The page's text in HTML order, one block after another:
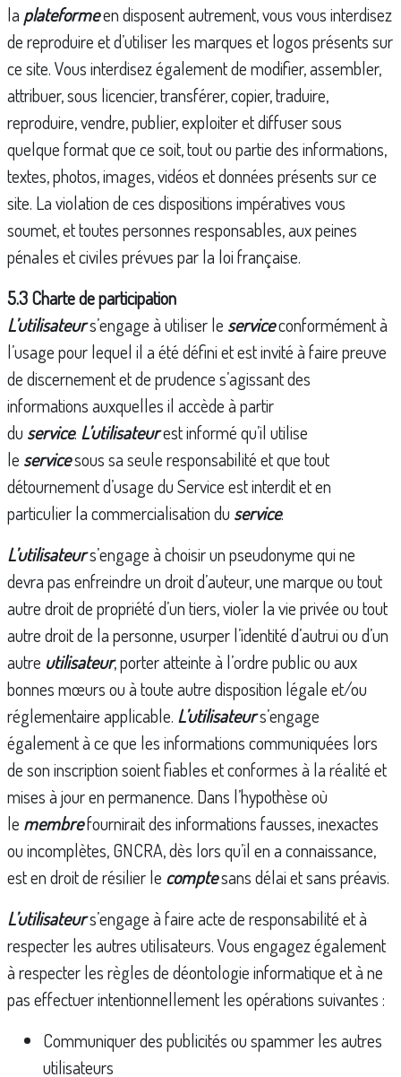
la plateformeen disposent autrement, vous vous interdisez
de reproduire et d’utiliser les marques et logos présents sur
ce site. Vous interdisez également de modifier, assembler,
attribuer, sous licencier, transférer, copier, traduire,
reproduire, vendre, publier, exploiter et diffuser sous
quelque format que ce soit, tout ou partie des informations,
textes, photos, images, vidéos et données présents sur ce
site. La violation de ces dispositions impératives vous
soumet, et toutes personnes responsables, aux peines
pénales et civiles prévues par la loi française.
5.3 Charte de participation
L’utilisateurs’engage à utiliser le serviceconformément à
l’usage pour lequel il a été défini et est invité à faire preuve
de discernement et de prudence s’agissant des
informations auxquelles il accède à partir
du service. L’utilisateurest informé qu’il utilise
le servicesous sa seule responsabilité et que tout
détournement d’usage du Service est interdit et en
particulier la commercialisation du service.
L’utilisateurs’engage à choisir un pseudonyme qui ne
devra pas enfreindre un droit d’auteur, une marque ou tout
autre droit de propriété d’un tiers, violer la vie privée ou tout
autre droit de la personne, usurper l’identité d’autrui ou d’un
autre utilisateur, porter atteinte à l’ordre public ou aux
bonnes mœurs ou à toute autre disposition légale et/ou
réglementaire applicable. L’utilisateurs’engage
également à ce que les informations communiquées lors
de son inscription soient fiables et conformes à la réalité et
mises à jour en permanence. Dans l’hypothèse où
le membrefournirait des informations fausses, inexactes
ou incomplètes, GNCRA, dès lors qu’il en a connaissance,
est en droit de résilier le comptesans délai et sans préavis.
L’utilisateurs’engage à faire acte de responsabilité et à
respecter les autres utilisateurs. Vous engagez également
à respecter les règles de déontologie informatique et à ne
pas effectuer intentionnellement les opérations suivantes :
Communiquer des publicités ou spammer les autres
utilisateurs